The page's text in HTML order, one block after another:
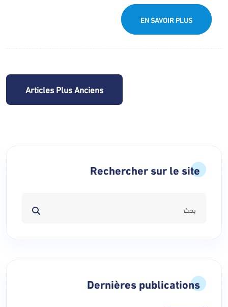
EN SAVOIR PLUS
Articles Plus Anciens
Rechercher sur le site
Dernières publications